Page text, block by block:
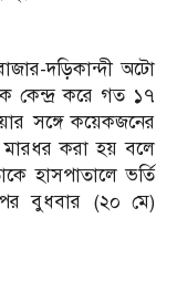
দড়িকান্দী অটো
কেন্দ্র করে গত ১৭
সঙ্গে কয়েকজনের
মারধর করা হয় বলে
হাসপাতালে ভর্তি
পর বুধবার (২০ মে)